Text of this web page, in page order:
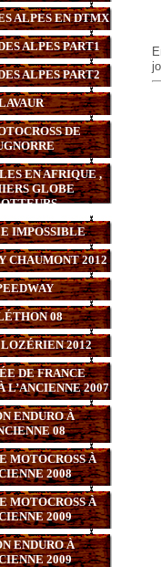
ALPES EN DTMX
ALPES PART1
ALPES PART2
DE
EN AFRIQUE ,
GLOBE
IMPOSSIBLE
CHAUMONT 2012
08
2012
DE FRANCE
L’ANCIENNE 2007
ENDURO À
08
MOTOCROSS À
2008
MOTOCROSS À
2009
ENDURO À
2009